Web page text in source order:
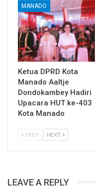
MANADO
Ketua DPRD Kota
Manado Aaltje
Dondokambey Hadiri
Upacara HUT ke-403
Kota Manado
PREV NEXT
LEAVE A REPLY